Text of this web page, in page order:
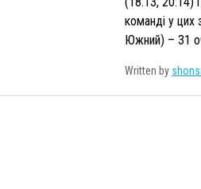
команді у цих
Южний) – 31
Written by